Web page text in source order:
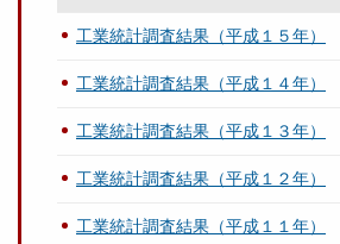
工業統計調査結果（平成１５年）
工業統計調査結果（平成１４年）
工業統計調査結果（平成１３年）
工業統計調査結果（平成１２年）
工業統計調査結果（平成１１年）